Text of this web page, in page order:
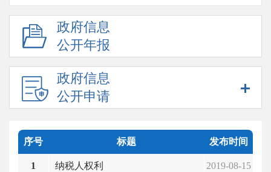
政府信息
公开年报
政府信息
公开申请
序号 标题 发布时间
1 纳税人权利 2019-08-15